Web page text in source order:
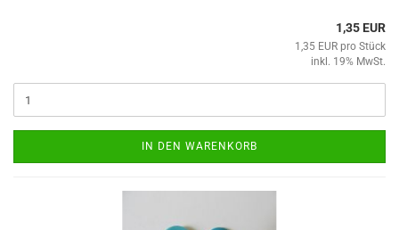
1,35 EUR
1,35 EUR pro Stück
inkl. 19% MwSt.
IN DEN WARENKORB